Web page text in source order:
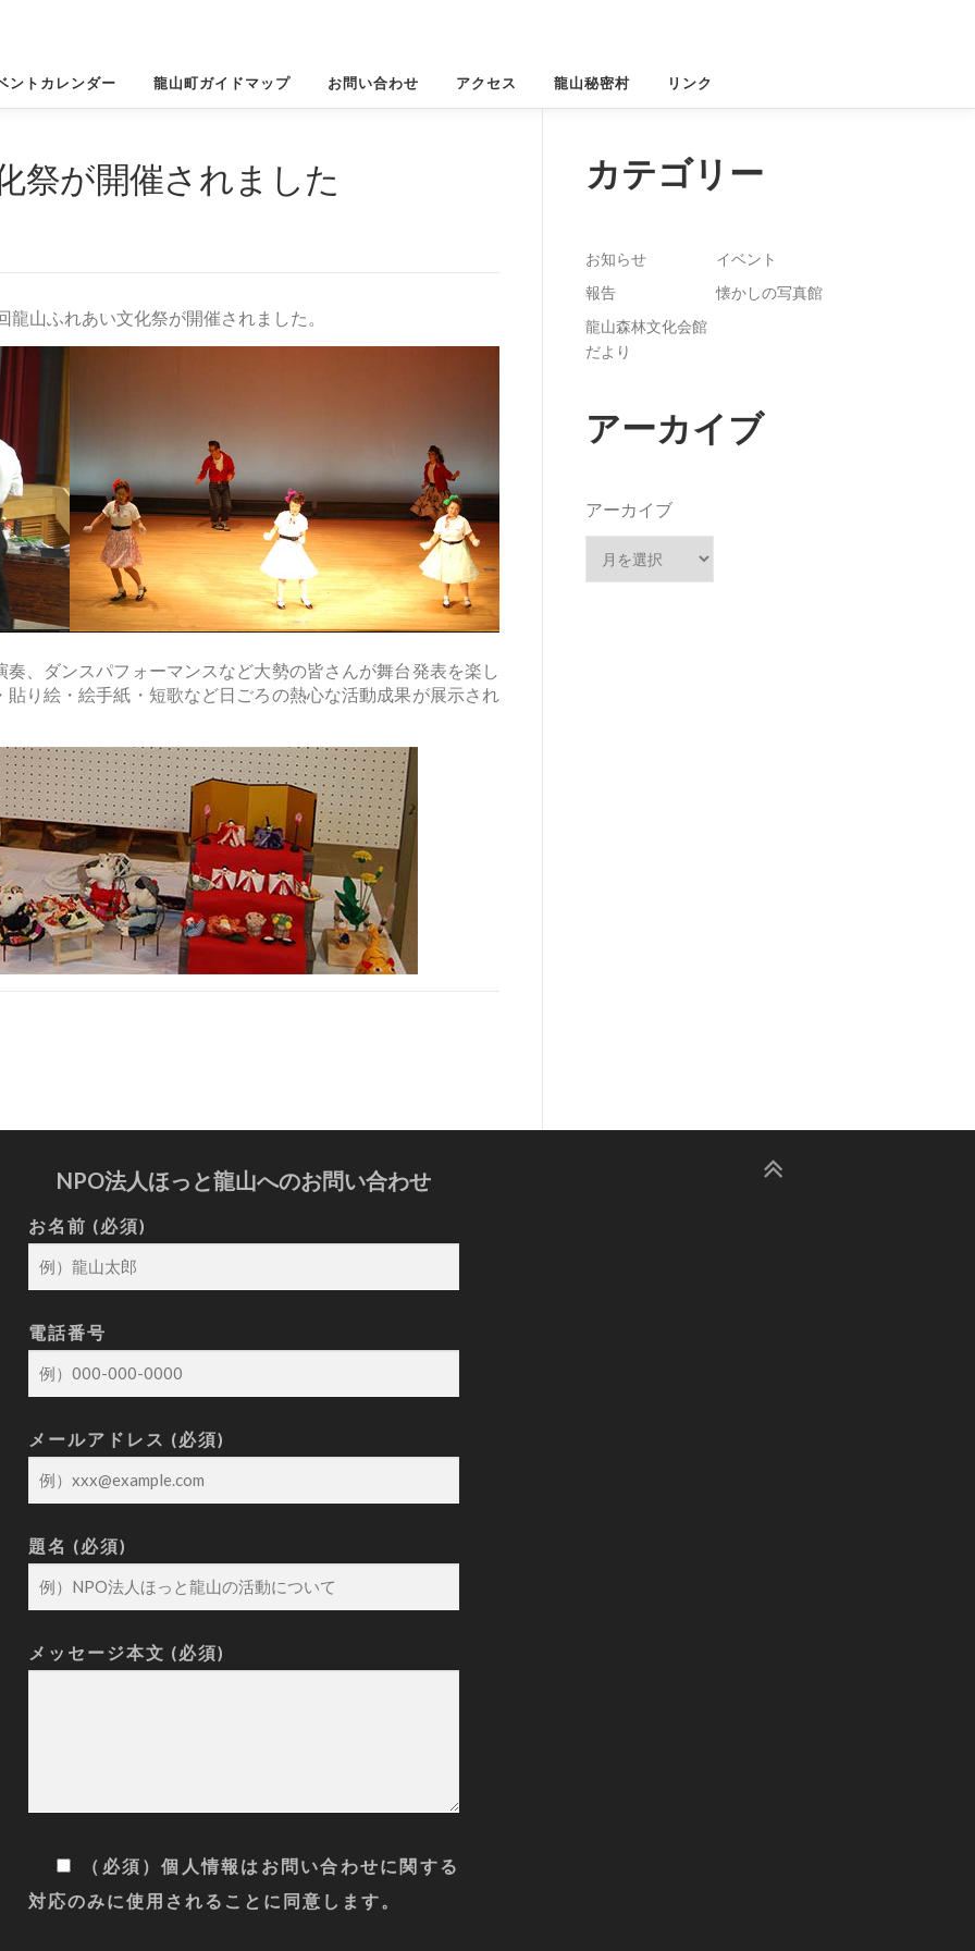
ントカレンダー 龍山町ガイドマップ お問い合わせ アクセス 龍山秘密村 リンク
祭が開催されました
山ふれあい文化祭が開催されました。
、ダンスパフォーマンスなど大勢の皆さんが舞台発表を楽し
り絵・絵手紙・短歌など日ごろの熱心な活動成果が展示され
カテゴリー
お知らせ
イベント
報告
懐かしの写真館
龍山森林文化会館
だより
アーカイブ
アーカイブ
NPO法人ほっと龍山へのお問い合わせ
お名前 (必須)
電話番号
メールアドレス (必須)
題名 (必須)
メッセージ本文 (必須)
（必須）個人情報はお問い合わせに関する
対応のみに使用されることに同意します。